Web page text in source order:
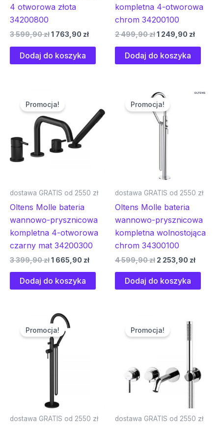
4 otworowa złota
34200800
3 599,90zł1 763,90 zł
Dodaj do koszyka
kompletna 4-otworowa
chrom 34200100
2 499,90zł1 249,90 zł
Dodaj do koszyka
Promocja!
dostawa GRATIS od 2550 zł
Oltens Molle bateria
wannowo-prysznicowa
kompletna 4-otworowa
czarny mat 34200300
3 399,90zł
cena
wynosiła:
3
399,90 zł.
1 665,90 zł
wynosi:
1
665,90 zł.
Dodaj do koszyka
Promocja!
dostawa GRATIS od 2550 zł
Oltens Molle bateria
wannowo-prysznicowa
kompletna wolnostojąca
chrom 34300100
4 599,90zł
Pierwotna
cena
wynosiła:
4
599,90 zł.
2 253,90 zł
Dodaj do koszyka
Promocja!
dostawa GRATIS od 2550 zł
Pierwotna
cena
wynosiła:
6
399,90 zł.
Promocja!
dostawa GRATIS od 2550 zł
cena
wynosiła:
cena
wynosi: